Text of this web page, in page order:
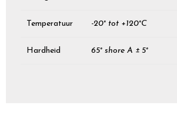
Temperatuur -20° tot +120°C
Hardheid 65° shore A ± 5°